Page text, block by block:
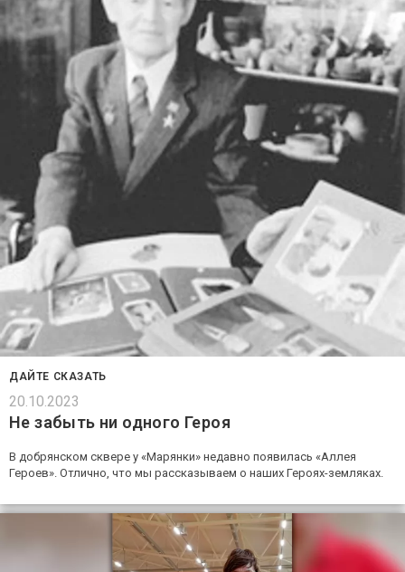
ДАЙТЕ СКАЗАТЬ
20.10.2023
Не забыть ни одного Героя
В добрянском сквере у «Марянки» недавно появилась «Аллея
Героев». Отлично, что мы рассказываем о наших Героях-земляках.